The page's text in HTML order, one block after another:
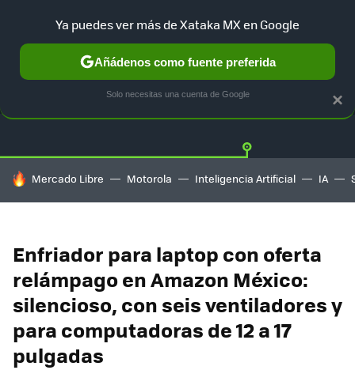
GUÍA DE COMPRAS MERCADO LIBRE
HOY SE HABLA DE
Mercado Libre Motorola Inteligencia Artificial IA
Enfriador para laptop con oferta
relámpago en Amazon México:
silencioso, con seis ventiladores y
para computadoras de 12 a 17
pulgadas
×
Ya puedes ver más de Xataka MX en Google
Añádenos como fuente preferida
Solo necesitas una cuenta de Google